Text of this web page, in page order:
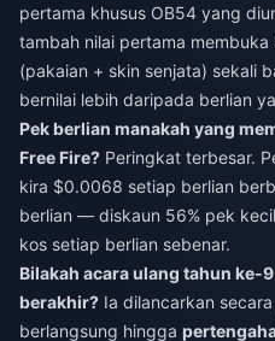
pertama khusus OB54 yang
tambah nilai pertama
(pakaian + skin senjata) sekali
bernilai lebih daripada berlian
Pek berlian manakah yang
Free Fire? Peringkat terbesar.
kira $0.0068 setiap berlian
berlian — diskaun 56% pek
kos setiap berlian sebenar.
Bilakah acara ulang tahun ke-
berakhir? Ia dilancarkan
berlangsung hingga